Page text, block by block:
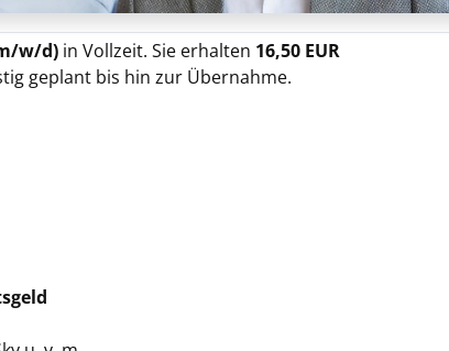
w/d) in Vollzeit. Sie erhalten 16,50 EUR
geplant bis hin zur Übernahme.